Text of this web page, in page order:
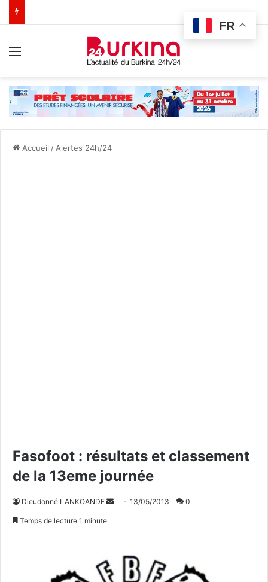
Accueil / Alertes 24h/24
Fasofoot : résultats et classement
de la 13eme journée
Dieudonné LANKOANDE
e
13/05/2013 0
Temps de lecture 1 minute
FR